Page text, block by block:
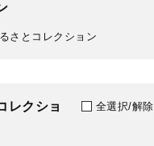
さとコレクション
レクショ
全選択/解除